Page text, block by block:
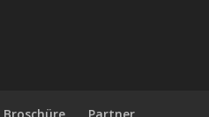
Broschüre Partner